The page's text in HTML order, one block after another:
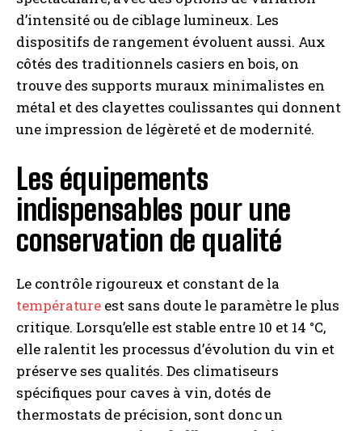
d’intensité ou de ciblage lumineux. Les
dispositifs de rangement évoluent aussi. Aux
côtés des traditionnels casiers en bois, on
trouve des supports muraux minimalistes en
métal et des clayettes coulissantes qui donnent
une impression de légèreté et de modernité.
Les équipements
indispensables pour une
conservation de qualité
Le contrôle rigoureux et constant de la
température est sans doute le paramètre le plus
critique. Lorsqu’elle est stable entre 10 et 14 °C,
elle ralentit les processus d’évolution du vin et
préserve ses qualités. Des climatiseurs
spécifiques pour caves à vin, dotés de
thermostats de précision, sont donc un